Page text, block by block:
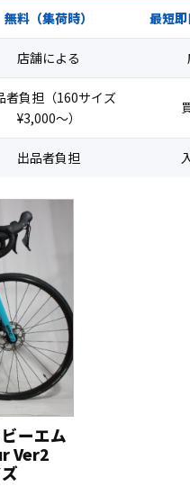
無料（集荷時） 最短
店舗による
者負担（160サイズ
¥3,000〜）
出品者負担
ーエム
Ver2